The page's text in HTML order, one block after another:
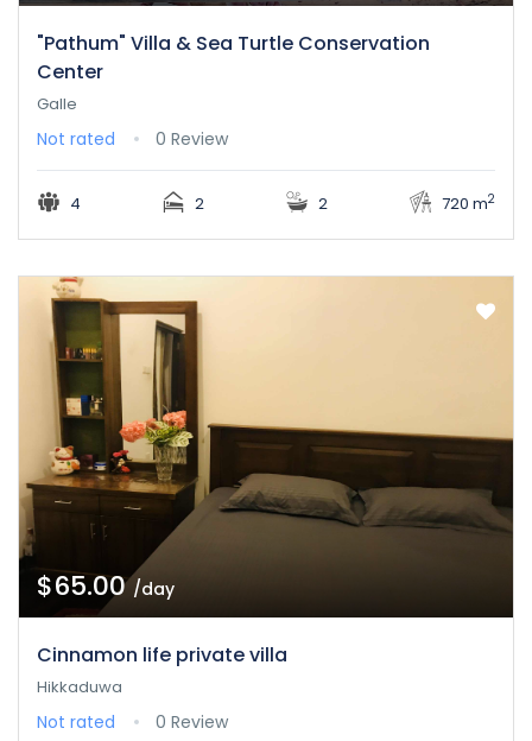
"Pathum" Villa & Sea Turtle Conservation
Center
Galle
Not rated 0 Review
4 2 2 720 m2
$65.00/day
Cinnamon life private villa
Hikkaduwa
Not rated 0 Review